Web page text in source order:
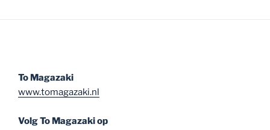
To Magazaki
www.tomagazaki.nl
Volg To Magazaki op